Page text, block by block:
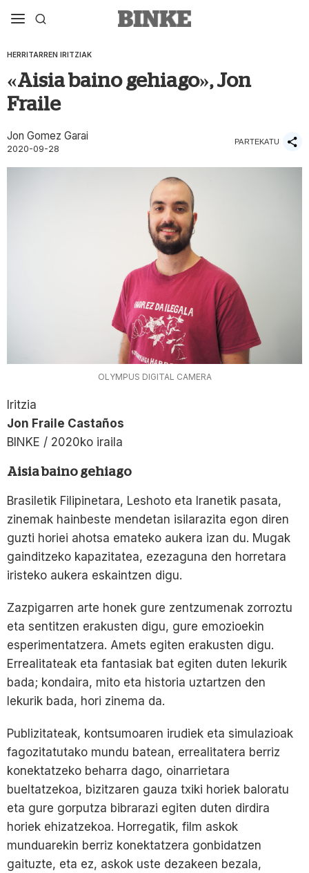
HERRITARREN IRITZIAK
«Aisia baino gehiago», Jon
Fraile
Jon Gomez Garai
2020-09-28
PARTEKATU
OLYMPUS DIGITAL CAMERA
Iritzia
Jon Fraile Castaños
BINKE / 2020ko iraila
Aisia baino gehiago
Brasiletik Filipinetara, Leshoto eta Iranetik pasata,
zinemak hainbeste mendetan isilarazita egon diren
guzti horiei ahotsa emateko aukera izan du. Mugak
gainditzeko kapazitatea, ezezaguna den horretara
iristeko aukera eskaintzen digu.
Zazpigarren arte honek gure zentzumenak zorroztu
eta sentitzen erakusten digu, gure emozioekin
esperimentatzera. Amets egiten erakusten digu.
Errealitateak eta fantasiak bat egiten duten lekurik
bada; kondaira, mito eta historia uztartzen den
lekurik bada, hori zinema da.
Publizitateak, kontsumoaren irudiek eta simulazioak
fagozitatutako mundu batean, errealitatera berriz
konektatzeko beharra dago, oinarrietara
bueltatzekoa, bizitzaren gauza txiki horiek baloratu
eta gure gorputza bibrarazi egiten duten dirdira
horiek ehizatzekoa. Horregatik, film askok
munduarekin berriz konektatzera gonbidatzen
gaituzte, eta ez, askok uste dezakeen bezala,